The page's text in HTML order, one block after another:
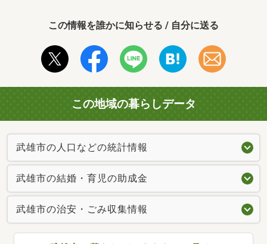
この情報を誰かに知らせる / 自分に送る
この地域の暮らしデータ
武雄市の人口などの統計情報
武雄市の結婚・育児の助成金
武雄市の治安・ごみ収集情報